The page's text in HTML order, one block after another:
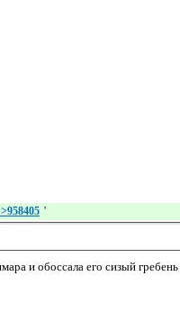
'
и обоссала его сизый